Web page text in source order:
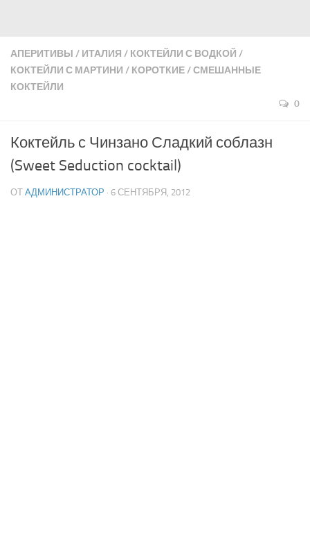
АПЕРИТИВЫ / ИТАЛИЯ / КОКТЕЙЛИ С ВОДКОЙ /
КОКТЕЙЛИ С МАРТИНИ / КОРОТКИЕ/СМЕШАННЫЕ
КОКТЕЙЛИ
0
Коктейль с Чинзано Сладкий соблазн
(Sweet Seduction cocktail)
ОТ АДМИНИСТРАТОР · 6 СЕНТЯБРЯ, 2012